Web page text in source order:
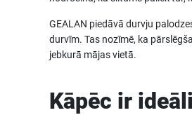
GEALAN piedāvā durvju
durvīm. Tas nozīmē, ka
jebkurā mājas vietā.
Kāpēc ir